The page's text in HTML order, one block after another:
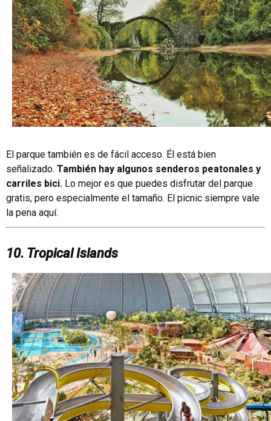
El parque también es de fácil acceso. Él está bien
señalizado. También hay algunos senderos peatonales y
carriles bici. Lo mejor es que puedes disfrutar del parque
gratis, pero especialmente el tamaño. El picnic siempre vale
la pena aquí.
10. Tropical Islands